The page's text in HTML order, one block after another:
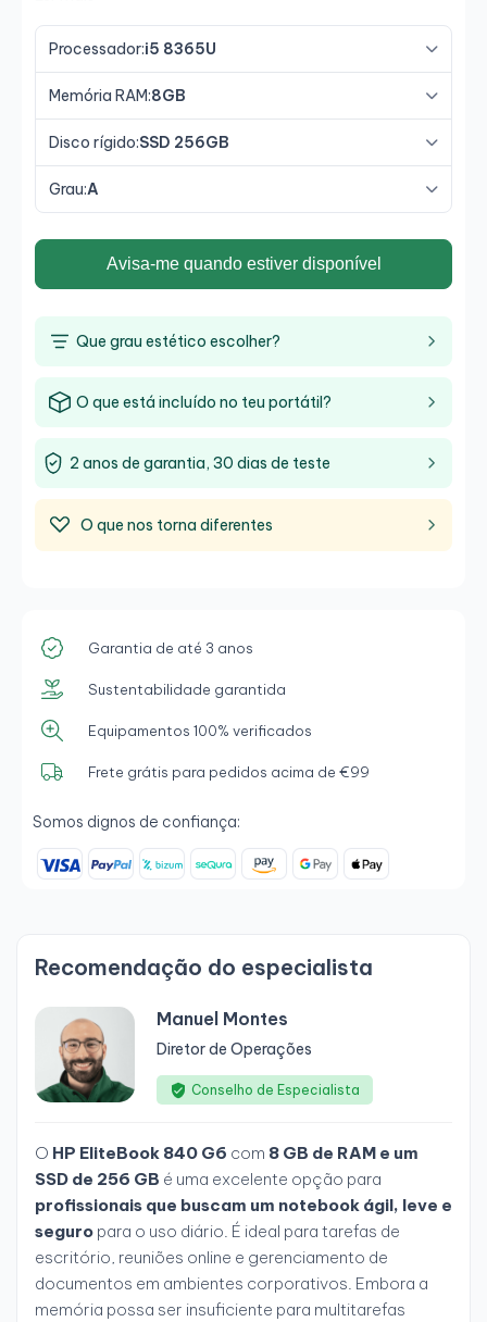
corporativas. O seu ecrã
resistente, ideal para
profissionais em mobilidade.
Processador:i5 8365U
Memória RAM:8GB
Disco rígido:SSD 256GB
Grau:A
Avisa-me quando estiver disponível
Que grau estético escolher?
O que está incluído no teu portátil?
2 anos de garantia, 30 dias de teste
O que nos torna diferentes
Garantia de até 3 anos
Sustentabilidade garantida
Equipamentos 100% verificados
Frete grátis para pedidos acima de €99
Somos dignos de confiança:
Recomendação do especialista
Manuel Montes
Diretor de Operações
Conselho de Especialista
O HP EliteBook 840 G6 com 8 GB de RAM e um
SSD de 256 GB é uma excelente opção para
profissionais que buscam um notebook ágil, leve e
seguro para o uso diário. É ideal para tarefas de
escritório, reuniões online e gerenciamento de
documentos em ambientes corporativos. Embora a
memória possa ser insuficiente para multitarefas